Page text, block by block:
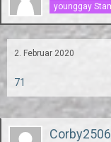
younggay
2. Februar 2020
71
Corby2506